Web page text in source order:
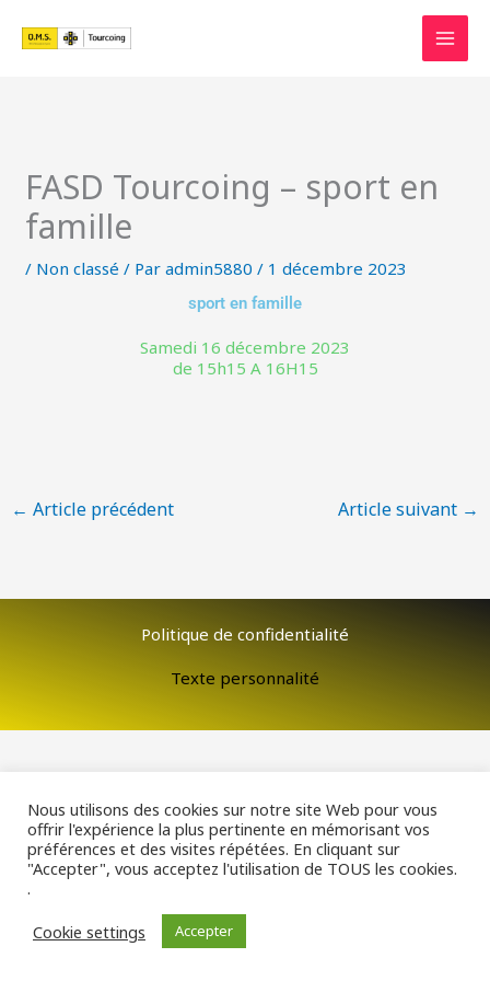
FASD Tourcoing – sport en
famille
/ Non classé / Paradmin5880/ 1 décembre 2023
sport en famille
Samedi 16 décembre 2023
de 15h15 A 16H15
← Article précédent Article suivant →
Politique de confidentialité
Texte personnalité
Nous utilisons des cookies sur notre site Web pour vous
offrir l'expérience la plus pertinente en mémorisant vos
préférences et des visites répétées. En cliquant sur
"Accepter", vous acceptez l'utilisation de TOUS les cookies.
.
Cookie settings
Accepter